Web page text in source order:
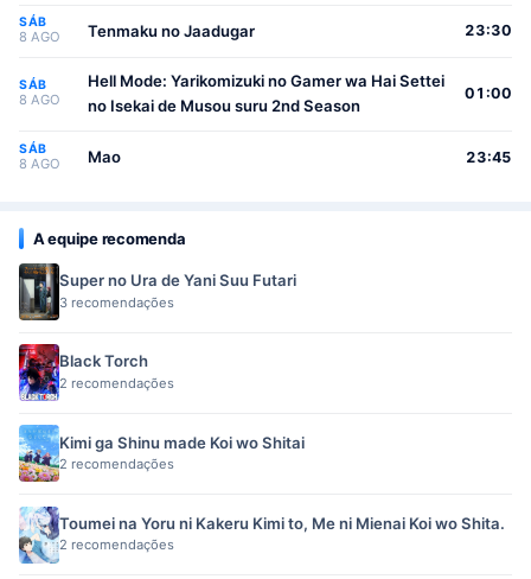
SÁB
8 AGO Tenmaku no Jaadugar 23:30
SÁB
8 AGO
Hell Mode: Yarikomizuki no Gamer wa Hai Settei
no Isekai de Musou suru 2nd Season
01:00
SÁB
8 AGO Mao 23:45
A equipe recomenda
Super no Ura de Yani Suu Futari
3 recomendações
Black Torch
2 recomendações
Kimi ga Shinu made Koi wo Shitai
2 recomendações
Toumei na Yoru ni Kakeru Kimi to, Me ni Mienai Koi wo Shita.
2 recomendações